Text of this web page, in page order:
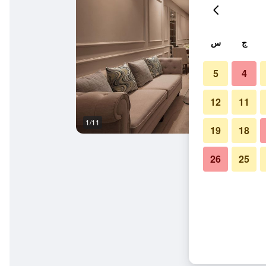
1/11
ج س
4
5
11
12
18
19
25
26